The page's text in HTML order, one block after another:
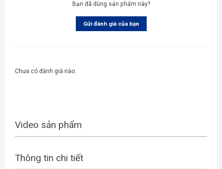
Bạn đã dùng sản phẩm này?
Gửi đánh giá của bạn
Chưa có đánh giá nào.
Video sản phẩm
Thông tin chi tiết